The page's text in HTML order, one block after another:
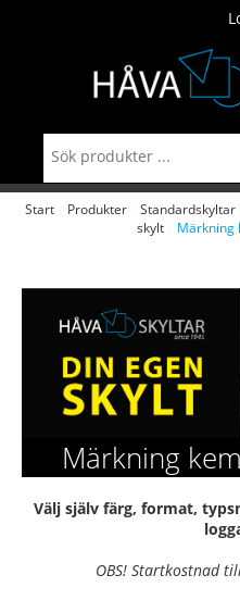
Start Produkter Standardskyltar
skylt
Märkning
Märkning
Välj själv färg, format,
OBS! Startkostnad